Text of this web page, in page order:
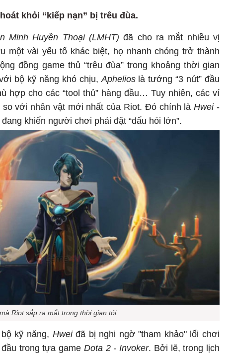
khỏi “kiếp nạn” bị trêu đùa.
Minh Huyền Thoại (LMHT) đã cho ra mắt nhiều vị
một vài yếu tố khác biệt, họ nhanh chóng trở thành
đồng game thủ “trêu đùa” trong khoảng thời gian
bộ kỹ năng khó chịu,Aphelioslà tướng “3 nút” đầu
hợp cho các “tool thủ” hàng đầu… Tuy nhiên, các ví
với nhân vật mới nhất của Riot. Đó chính làHwei-
khiến người chơi phải đặt “dấu hỏi lớn”.
Riot sắp ra mắt trong thời gian tới.
kỹ năng, Hweiđã bị nghi ngờ "tham khảo" lối chơi
trong tựa game Dota 2 - Invoker. Bởi lẽ, trong lịch